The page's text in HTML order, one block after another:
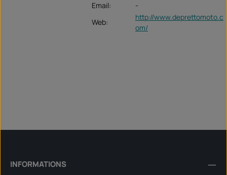
Email:
-
Web:
http://www.deprettomoto.c
om/
INFORMATIONS